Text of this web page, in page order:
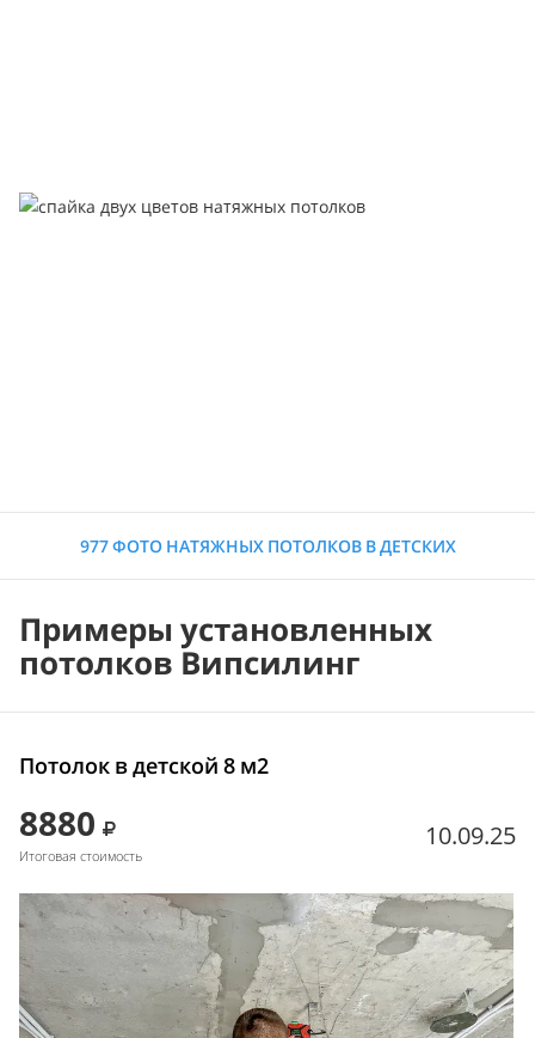
977 ФОТО НАТЯЖНЫХ ПОТОЛКОВ В ДЕТСКИХ
Примеры установленных
потолков Випсилинг
Потолок в детской 8 м2
8880
Итоговая стоимость
10.09.25